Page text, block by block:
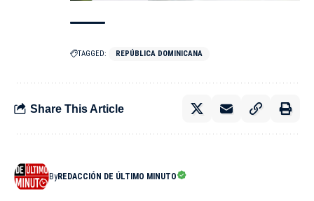
TAGGED: REPÚBLICA DOMINICANA
Share This Article
ByREDACCIÓN DE ÚLTIMO MINUTO